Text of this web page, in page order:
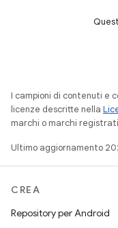
I campioni di contenuti e
licenze descritte nella
marchi o marchi
Ultimo aggiornamento
CREA
Repository per Android